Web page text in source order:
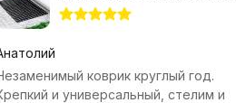
коврик круглый год.
и универсальный, стелим и